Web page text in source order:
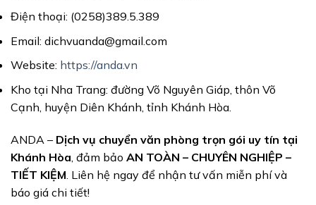
Điện thoại: (0258)389.5.389
Email: dichvuanda@gmail.com
Website: https://anda.vn
Kho tại Nha Trang: đường Võ Nguyên Giáp, thôn Võ
Cạnh, huyện Diên Khánh, tỉnh Khánh Hòa.
ANDA – Dịch vụ chuyển văn phòng trọn gói uy tín tại
Khánh Hòa , đảm bảo AN TOÀN – CHUYÊN NGHIỆP –
TIẾT KIỆM . Liên hệ ngay để nhận tư vấn miễn phí và
báo giá chi tiết!